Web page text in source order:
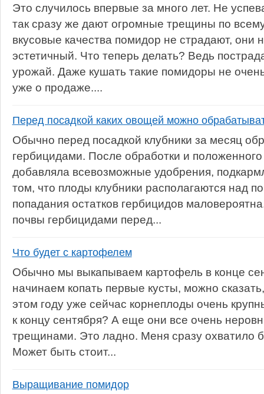
Это случилось впервые за много лет. Не
так сразу же дают огромные трещины по
вкусовые качества помидор не страдают, они
эстетичный. Что теперь делать? Ведь
урожай. Даже кушать такие помидоры не
уже о продаже....
Перед посадкой каких овощей можно
Обычно перед посадкой клубники за месяц
гербицидами. После обработки и положенного
добавляла всевозможные удобрения,
том, что плоды клубники располагаются над
попадания остатков гербицидов
почвы гербицидами перед...
Что будет с картофелем
Обычно мы выкапываем картофель в конце
начинаем копать первые кусты, можно
этом году уже сейчас корнеплоды очень
к концу сентября? А еще они все очень
трещинами. Это ладно. Меня сразу охватило
Может быть стоит...
Выращивание помидор